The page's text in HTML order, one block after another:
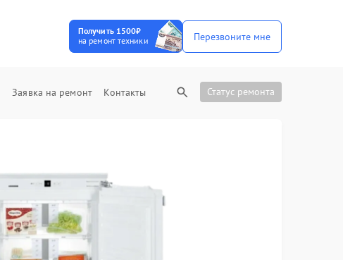
Получить 1500₽
на ремонт техники
Перезвоните мне
Заявка на ремонт Контакты Статус ремонта